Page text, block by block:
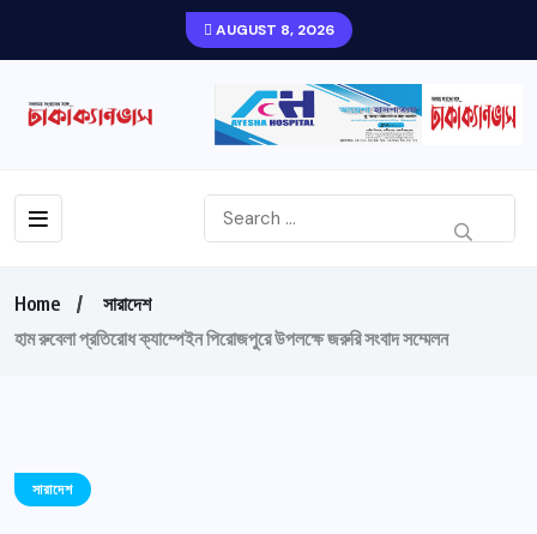
AUGUST 8, 2026
Home
সারাদেশ
হাম রুবেলা প্রতিরোধ ক্যাম্পেইন পিরোজপুরে উপলক্ষে জরুরি সংবাদ সম্মেলন
সারাদেশ